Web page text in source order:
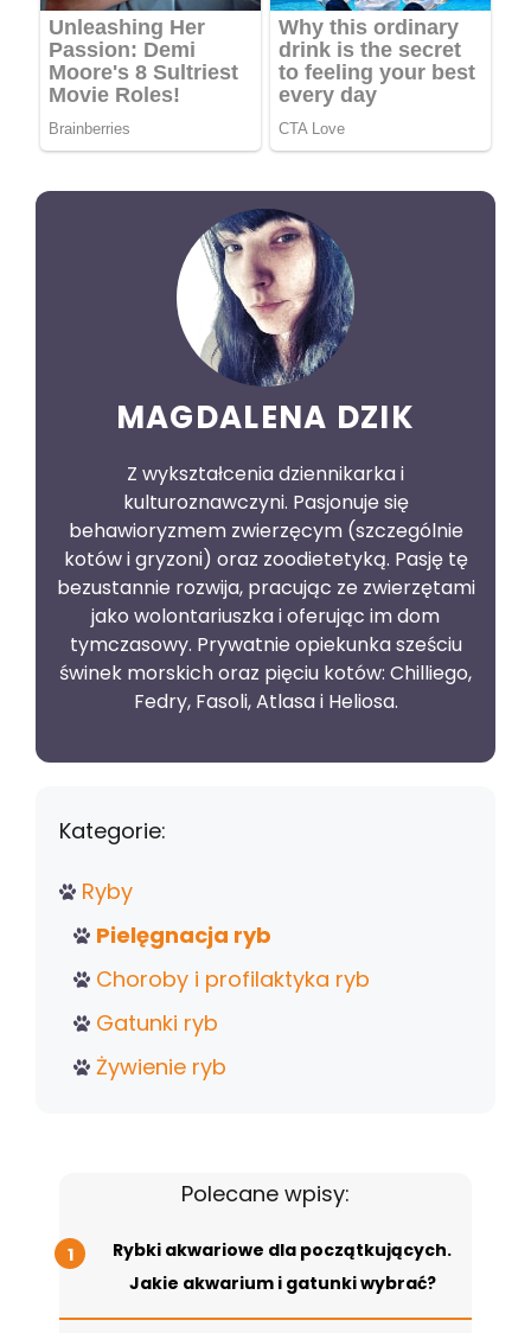
MAGDALENA DZIK
Z wykształcenia dziennikarka i
kulturoznawczyni. Pasjonuje się
behawioryzmem zwierzęcym (szczególnie
kotów i gryzoni) oraz zoodietetyką. Pasję tę
bezustannie rozwija, pracując ze zwierzętami
jako wolontariuszka i oferując im dom
tymczasowy. Prywatnie opiekunka sześciu
świnek morskich oraz pięciu kotów: Chilliego,
Fedry, Fasoli, Atlasa i Heliosa.
Kategorie:
Ryby
Pielęgnacja ryb
Choroby i profilaktyka ryb
Gatunki ryb
Żywienie ryb
Polecane wpisy:
Rybki akwariowe dla początkujących.
Jakie akwarium i gatunki wybrać?